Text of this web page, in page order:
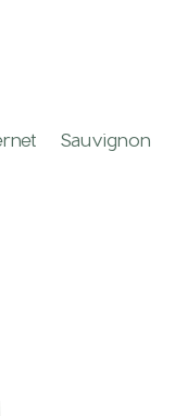
Sauvignon